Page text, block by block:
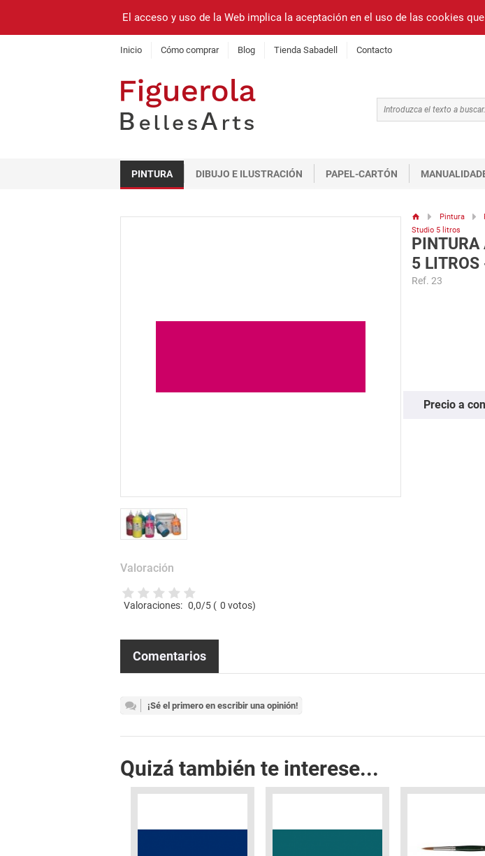
El acceso y uso de la Web implica la aceptación en el uso de las cookies
Inicio Cómo comprar Blog Tienda Sabadell Contacto
PINTURA DIBUJO E ILUSTRACIÓN PAPEL-CARTÓN
Pintura
Studio 5 litros
5
Ref. 23
Precio a
Valoración
Valoraciones: 0,0/5 ( 0 votos)
Comentarios
¡Sé el primero en escribir una opinión!
Quizá también te interese...